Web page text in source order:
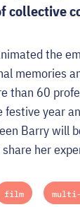
collective
the
memories
than 60
year
Barry will
her
film